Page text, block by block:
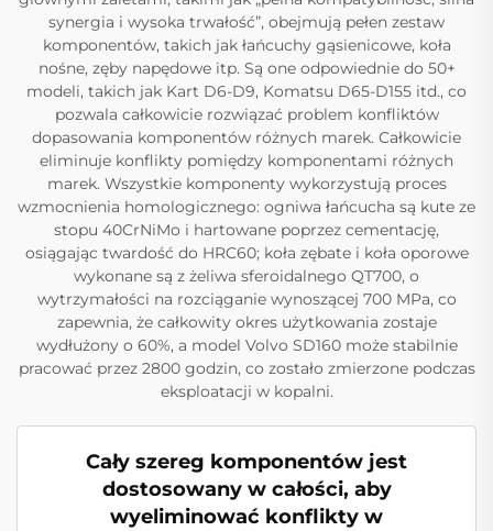
synergia i wysoka trwałość”, obejmują pełen zestaw
komponentów, takich jak łańcuchy gąsienicowe, koła
nośne, zęby napędowe itp. Są one odpowiednie do 50+
modeli, takich jak Kart D6-D9, Komatsu D65-D155 itd., co
pozwala całkowicie rozwiązać problem konfliktów
dopasowania komponentów różnych marek. Całkowicie
eliminuje konflikty pomiędzy komponentami różnych
marek. Wszystkie komponenty wykorzystują proces
wzmocnienia homologicznego: ogniwa łańcucha są kute ze
stopu 40CrNiMo i hartowane poprzez cementację,
osiągając twardość do HRC60; koła zębate i koła oporowe
wykonane są z żeliwa sferoidalnego QT700, o
wytrzymałości na rozciąganie wynoszącej 700 MPa, co
zapewnia, że całkowity okres użytkowania zostaje
wydłużony o 60%, a model Volvo SD160 może stabilnie
pracować przez 2800 godzin, co zostało zmierzone podczas
eksploatacji w kopalni.
Cały szereg komponentów jest
dostosowany w całości, aby
wyeliminować konflikty w